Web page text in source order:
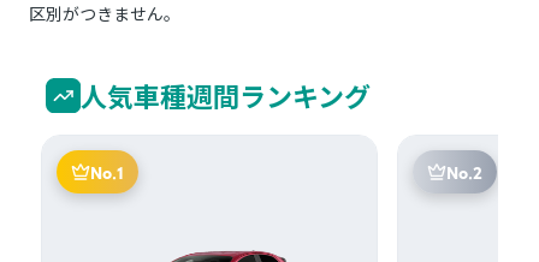
区別がつきません。